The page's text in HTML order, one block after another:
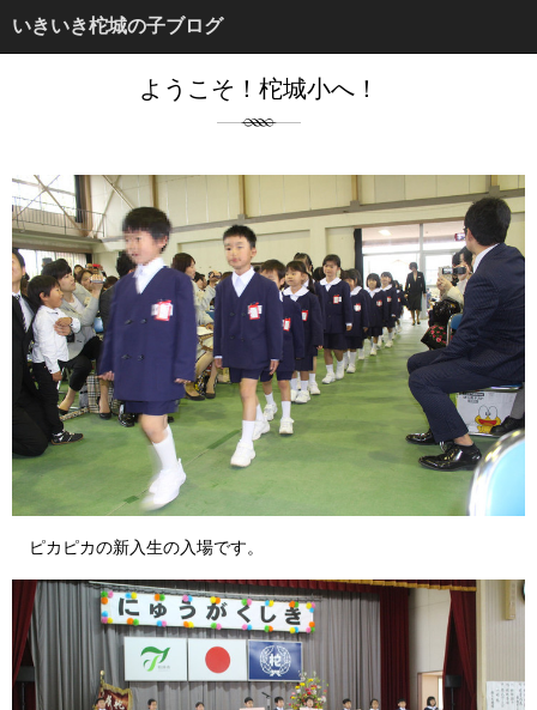
いきいき柁城の子ブログ
ようこそ！柁城小へ！
ピカピカの新入生の入場です。